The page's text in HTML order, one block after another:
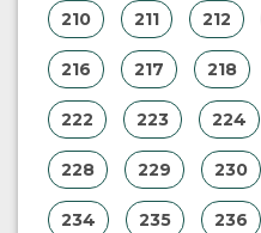
210 211 212
216 217 218
222 223 224
228 229 230
234 235 236